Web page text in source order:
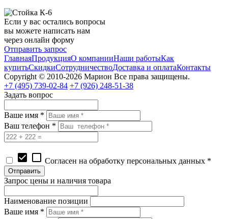
Если у вас остались вопросы
вы можете написать нам
через онлайн форму
Отправить запрос
ГлавнаяПродукцияО компанииНаши работыКак
купитьСкидкиСотрудничествоДоставка и оплатаКонтакты
Copyright © 2010-2026 Марион Все права защищены.
+7 (495) 739-02-84 +7 (926) 248-51-38
Задать вопрос
Ваше имя *
Ваш телефон *
check_box check_box_outline_blank Согласен на обработку персональных данных *
Запрос цены и наличия товара
Наименование позиции
Ваше имя *